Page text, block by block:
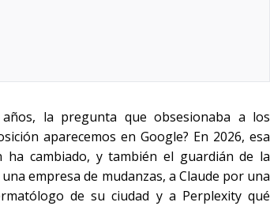
la pregunta que obsesionaba a los
aparecemos en Google? En 2026, esa
ha cambiado, y también el guardián de la
empresa de mudanzas, a Claude por una
de su ciudad y a Perplexity qué